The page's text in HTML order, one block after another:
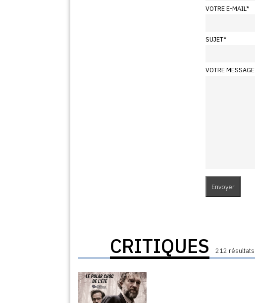
VOTRE E-MAIL*
SUJET*
VOTRE MESSAGE
CRITIQUES 212 résultats